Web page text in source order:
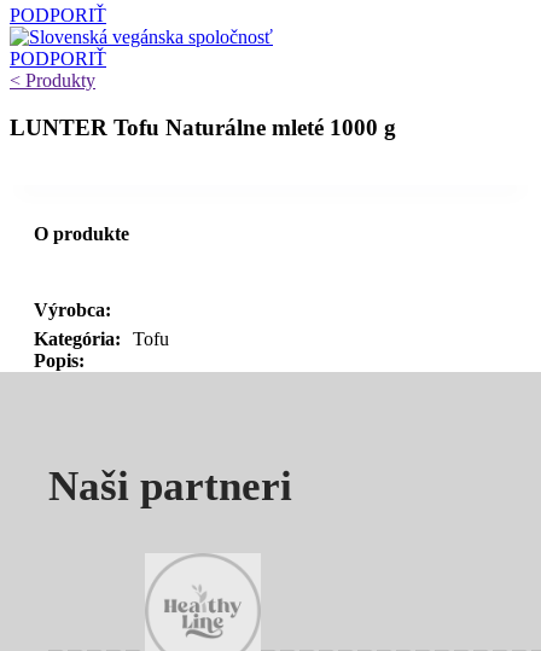
PODPORIŤ
PODPORIŤ
< Produkty
LUNTER Tofu Naturálne mleté 1000 g
O produkte
Výrobca:
Kategória:
Tofu
Popis:
Naši partneri